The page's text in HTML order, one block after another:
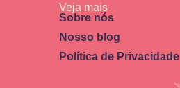
Veja mais
Sobre nós
Nosso blog
Política de Privacidade